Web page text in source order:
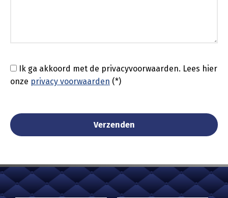
Ik ga akkoord met de privacyvoorwaarden. Lees hier
onze privacy voorwaarden (*)